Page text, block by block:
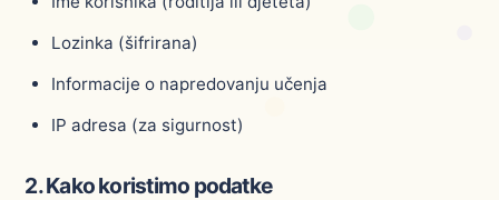
Lozinka (šifrirana)
Informacije o napredovanju učenja
IP adresa (za sigurnost)
2. Kako koristimo podatke